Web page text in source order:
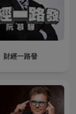
財經一路發